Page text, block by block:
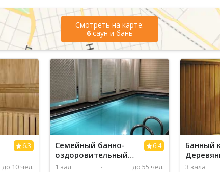
Смотреть на карте:
6саун и бань
6.3
до 10 чел.
6.4
Семейный банно-
оздоровительный
комплекс
1 зал
до 55 чел.
Банный
(Wood
3 зала